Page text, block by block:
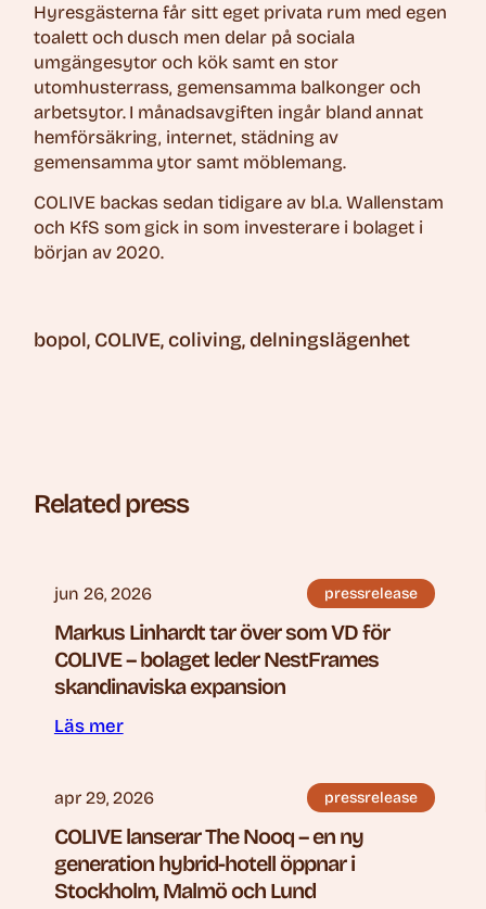
Hyresgästerna får sitt eget privata rum med egen
toalett och dusch men delar på sociala
umgängesytor och kök samt en stor
utomhusterrass, gemensamma balkonger och
arbetsytor. I månadsavgiften ingår bland annat
hemförsäkring, internet, städning av
gemensamma ytor samt möblemang.
COLIVE backas sedan tidigare av bl.a. Wallenstam
och KfS som gick in som investerare i bolaget i
början av 2020.
bopol COLIVE coliving delningslägenhet
Related press
pressrelease
jun 26, 2026
Markus Linhardt tar över som VD för
COLIVE – bolaget leder NestFrames
skandinaviska expansion
Läs mer
pressrelease
apr 29, 2026
COLIVE lanserar The Nooq – en ny
generation hybrid-hotell öppnar i
Stockholm, Malmö och Lund